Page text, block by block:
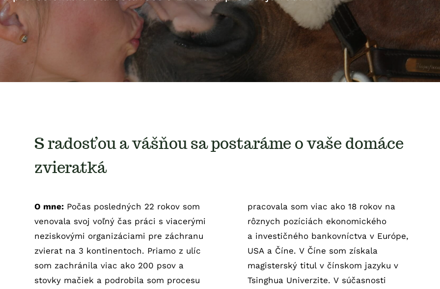
S radosťou a vášňou sa postaráme o vaše domáce
zvieratká
O mne:Počas posledných 22 rokov som
venovala svoj voľný čas práci s viacerými
neziskovými organizáciami pre záchranu
zvierat na 3 kontinentoch. Priamo z ulíc
som zachránila viac ako 200 psov a
stovky mačiek a podrobila som procesu
pracovala som viac ako 18 rokov na
rôznych pozíciách ekonomického
a investičného bankovníctva v Európe,
USA a Číne. V Číne som získala
magisterský titul v čínskom jazyku v
Tsinghua Univerzite. V súčasnosti